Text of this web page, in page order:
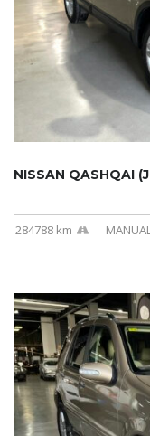
NISSAN QASHQAI
284788 km